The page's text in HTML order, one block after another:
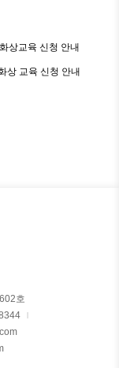
상교육 신청 안내
상 교육 신청 안내
호